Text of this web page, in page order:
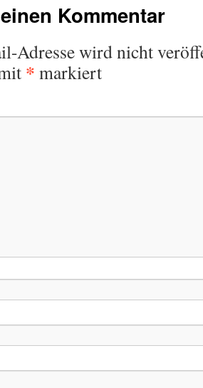
Kommentar
Adresse wird nicht
* markiert